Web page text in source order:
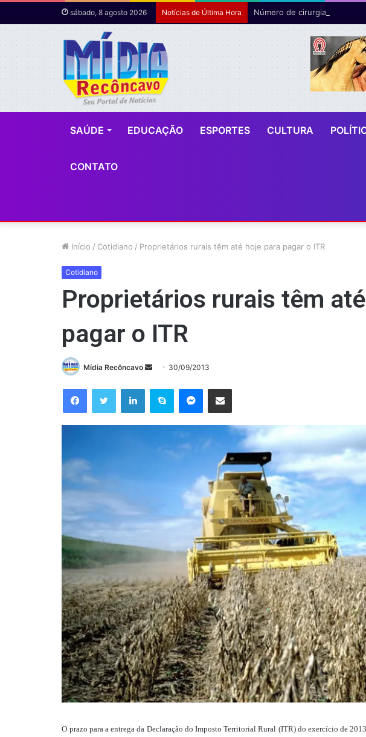
sábado, 8 agosto 2026 Notícias de Última Hora Número de cirurgias
SAÚDE EDUCAÇÃO ESPORTES CULTURA
CONTATO
Início / Cotidiano / Proprietários rurais têm até hoje para pagar o ITR
Cotidiano
Proprietários rurais têm
pagar o ITR
Mídia Recôncavo
Mande
e-
30/09/2013
FacebookTwitter LinkedinSkype Messenger
Compartilhar via e-mail
O prazo para a entrega da Declaração do Imposto Territorial Rural (ITR) do exercício de